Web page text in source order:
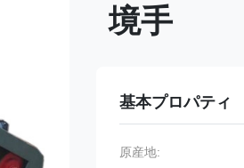
境手
基本プロパティ
原産地: